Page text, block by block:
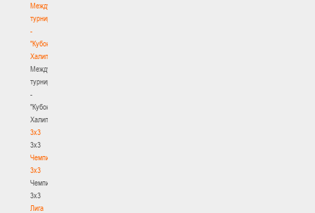
Международный
турнир
-
"Кубок
Халипского"
Международный
турнир
-
"Кубок
Халипского"
3x3
3x3
Чемпионат
3х3
Чемпионат
3х3
Лига